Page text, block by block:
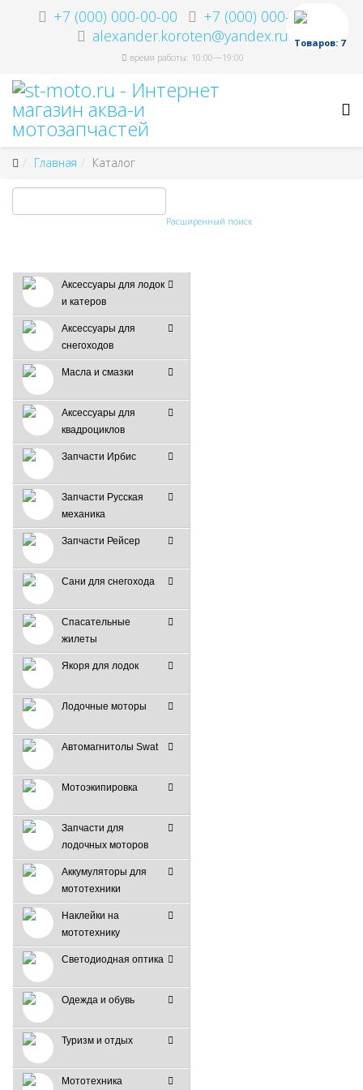
+7 (000) 000-00-00
+7 (000) 000-00-00
alexander.koroten@yandex.ru
время работы: 10:00—19:00
Товаров: 7
Главная Каталог
Расширенный поиск
Аксессуары для лодок
и катеров
Аксессуары для
снегоходов
Масла и смазки
Аксессуары для
квадроциклов
Запчасти Ирбис
Запчасти Русская
механика
Запчасти Рейсер
Сани для снегохода
Спасательные
жилеты
Якоря для лодок
Лодочные моторы
Автомагнитолы Swat
Мотоэкипировка
Запчасти для
лодочных моторов
Аккумуляторы для
мототехники
Наклейки на
мототехнику
Светодиодная оптика
Одежда и обувь
Туризм и отдых
Мототехника